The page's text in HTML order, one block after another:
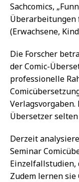
Sachcomics,
(Erwachsene,
Die Forscher
der Comic-
professionelle
Übersetzer
Derzeit
Seminar
Einzelfallstudien,
Zudem lernen sie